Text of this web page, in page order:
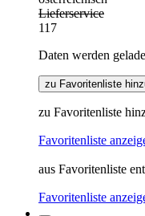
Lieferservice
117
Daten werden
zu Favoritenliste
zu Favoritenliste
Favoritenliste
aus Favoritenliste
Favoritenliste